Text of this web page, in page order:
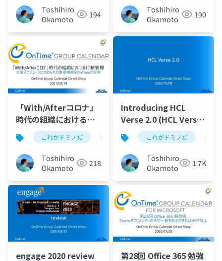
Toshihiro
Okamoto
194
ーラに求められた重要
機能を OnTime Group
Calendar で実現
Toshihiro
Okamoto
190
「With/Afterコロナ」
時代の組織における行
動管理 企業スケジュ
ーラに求められた重要
機能を OnTime Group
Calendar で実現
これがドミノだ ontime hcl domino
Toshihiro
Okamoto
218
Introducing HCL
Verse 2.0 (HCL Verse
2.0 のご紹介)
これがドミノだ
Toshihiro
Okamoto
1.7K
engage 2020 review 第28回 Office 365 勉強